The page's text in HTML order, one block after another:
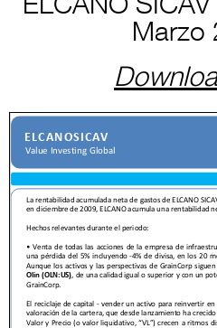
ELCANO
Marzo